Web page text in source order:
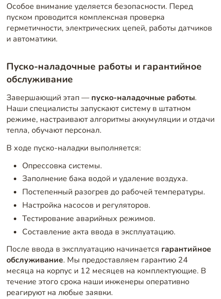
Особое внимание уделяется безопасности. Перед
пуском проводится комплексная проверка
герметичности, электрических цепей, работы датчиков
и автоматики.
Пуско-наладочные работы и гарантийное
обслуживание
Завершающий этап — пуско-наладочные работы.
Наши специалисты запускают систему в штатном
режиме, настраивают алгоритмы аккумуляции и отдачи
тепла, обучают персонал.
В ходе пуско-наладки выполняется:
Опрессовка системы.
Заполнение бака водой и удаление воздуха.
Постепенный разогрев до рабочей температуры.
Настройка насосов и регуляторов.
Тестирование аварийных режимов.
Составление акта ввода в эксплуатацию.
После ввода в эксплуатацию начинается гарантийное
обслуживание. Мы предоставляем гарантию 24
месяца на корпус и 12 месяцев на комплектующие. В
течение этого срока наши инженеры оперативно
реагируют на любые заявки.